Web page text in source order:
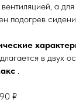
а
подогрев
в двух
.
₽